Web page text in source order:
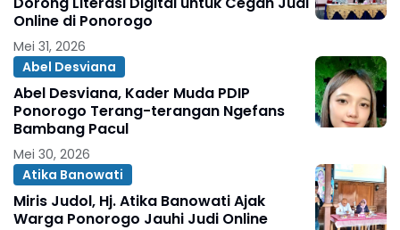
Online di Ponorogo
Mei 31, 2026
Abel Desviana
Abel Desviana, Kader Muda PDIP
Ponorogo Terang-terangan Ngefans
Bambang Pacul
Mei 30, 2026
Atika Banowati
Miris Judol, Hj. Atika Banowati Ajak
Warga Ponorogo Jauhi Judi Online